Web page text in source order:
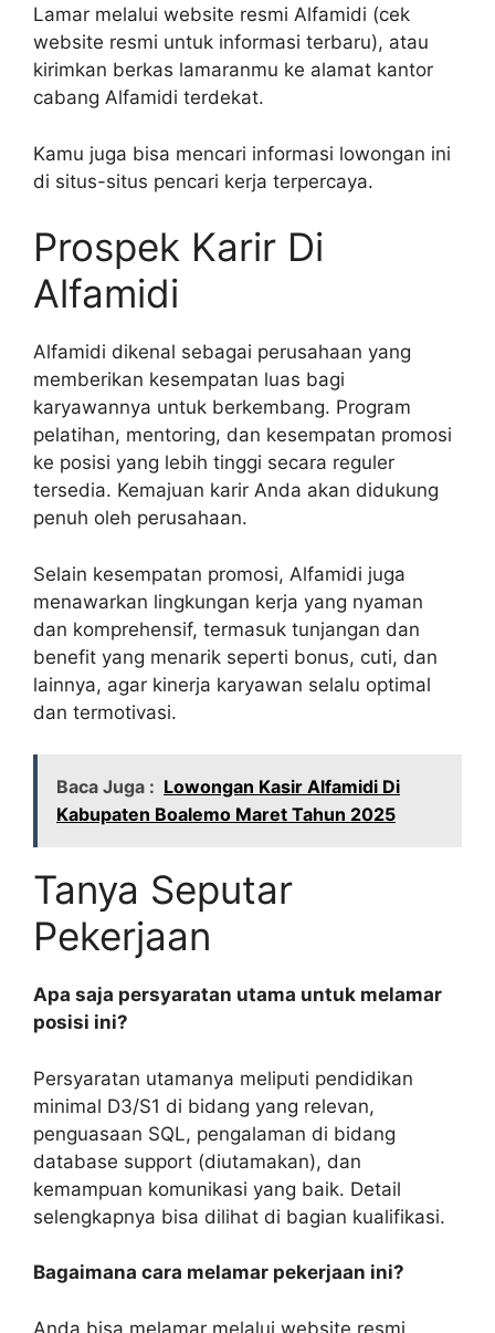
Lamar melalui website resmi Alfamidi (cek
website resmi untuk informasi terbaru), atau
kirimkan berkas lamaranmu ke alamat kantor
cabang Alfamidi terdekat.
Kamu juga bisa mencari informasi lowongan ini
di situs-situs pencari kerja terpercaya.
Prospek Karir Di
Alfamidi
Alfamidi dikenal sebagai perusahaan yang
memberikan kesempatan luas bagi
karyawannya untuk berkembang. Program
pelatihan, mentoring, dan kesempatan promosi
ke posisi yang lebih tinggi secara reguler
tersedia. Kemajuan karir Anda akan didukung
penuh oleh perusahaan.
Selain kesempatan promosi, Alfamidi juga
menawarkan lingkungan kerja yang nyaman
dan komprehensif, termasuk tunjangan dan
benefit yang menarik seperti bonus, cuti, dan
lainnya, agar kinerja karyawan selalu optimal
dan termotivasi.
Baca Juga : Lowongan Kasir Alfamidi Di
Kabupaten Boalemo Maret Tahun 2025
Tanya Seputar
Pekerjaan
Apa saja persyaratan utama untuk melamar
posisi ini?
Persyaratan utamanya meliputi pendidikan
minimal D3/S1 di bidang yang relevan,
penguasaan SQL, pengalaman di bidang
database support (diutamakan), dan
kemampuan komunikasi yang baik. Detail
selengkapnya bisa dilihat di bagian kualifikasi.
Bagaimana cara melamar pekerjaan ini?
Anda bisa melamar melalui website resmi